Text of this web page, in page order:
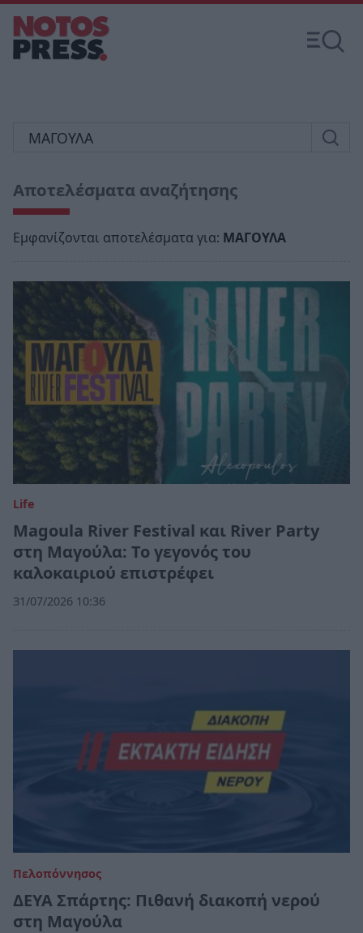
Αποτελέσματα αναζήτησης
Εμφανίζονται αποτελέσματα για: ΜΑΓΟΥΛΑ
Life
Magoula River Festival και River Party
στη Μαγούλα: Το γεγονός του
καλοκαιριού επιστρέφει
31/07/2026 10:36
Πελοπόννησος
ΔΕΥΑ Σπάρτης: Πιθανή διακοπή νερού
στη Μαγούλα